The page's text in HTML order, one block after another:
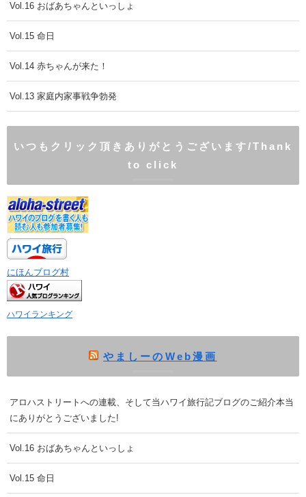
Vol.16 おばあちゃんといっしょ
Vol.15 命日
Vol.14 赤ちゃんが来た！
Vol.13 家庭内家事戦争勃発
いつもクリック頂きありがとうございます/Thank
to click
にほんブログ村
ハワイランキング
やましーのWeb漫画
アロハストリートへの連載、そして当ハワイ旅行記ブログのご紹介本当
にありがとうございました!
Vol.16 おばあちゃんといっしょ
Vol.15 命日